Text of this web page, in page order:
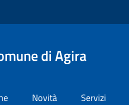
di Agira
Novità Servizi